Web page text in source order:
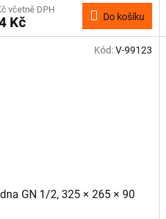
včetně DPH
Kč Do košíku
GN 1/2, 325 × 265 × 90
Kód:V-99123